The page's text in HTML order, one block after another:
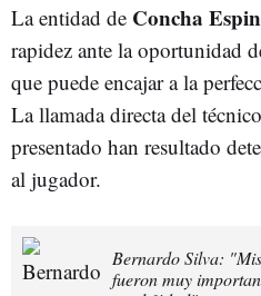
La entidad de Concha
rapidez ante la oportunidad
que puede encajar a la
La llamada directa del
presentado han resultado
al jugador.
Bernardo Silva:
fueron muy